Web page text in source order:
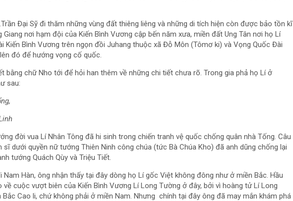
Đại Sỹ đi thăm những vùng đất thiêng liêng và những di tích hiện còn được bảo tồn kĩ
nơi hạm đội của Kiến Bình Vương cập bến năm xưa, miền đất Ung Tân nơi họ Lí
Kiến Bình Vương trên ngọn đồi Juhang thuộc xã Đỗ Môn (Tômơ ki) và Vọng Quốc Đài
đó để hướng vọng cố quốc.
bằng chữ Nho tới để hỏi han thêm về những chi tiết chưa rõ. Trong gia phả họ Lí ở
sau:
đời vua Lí Nhân Tông đã hi sinh trong chiến tranh vệ quốc chống quân nhà Tống. Câu
sĩ dưới quyền nữ tướng Thiên Ninh công chúa (tức Bà Chúa Kho) đã anh dũng chống lại
tướng Quách Qùy và Triệu Tiết.
Nam Hàn, ông nhận thấy tại đây dòng họ Lí gốc Việt không đông như ở miền Bắc. Hầu
cuộc vượt biên của Kiến Bình Vương Lí Long Tường ở đây, bởi vì hoàng tử Lí Long
Cao li, chứ không phải ở miền Nam. Nhưng chính tại đây ông đã may mắn khám phá